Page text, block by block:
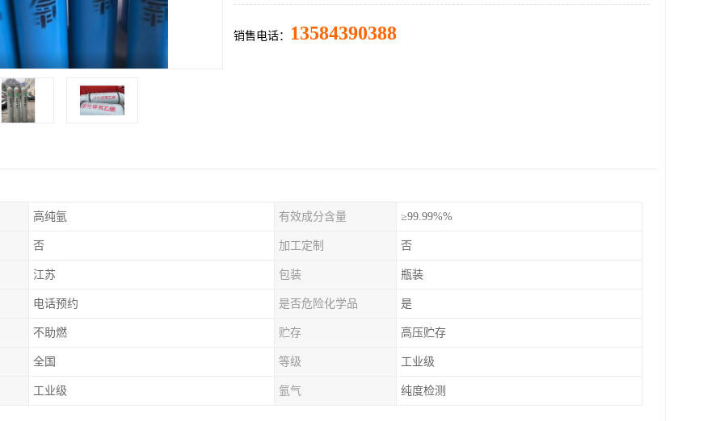
销售电话： 13584390388
高纯氩 有效成分含量 ≥99.99%%
否 加工定制 否
江苏 包装 瓶装
电话预约 是否危险化学品 是
不助燃 贮存 高压贮存
全国 等级 工业级
工业级 氩气 纯度检测